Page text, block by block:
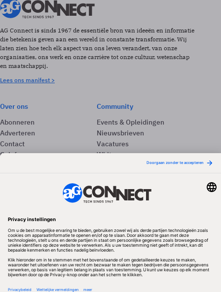
AG Connect is sinds 1967 de essentiële bron van ideeën en informatie
die betekenis geven aan een wereld in constante transformatie. Wij
laten zien hoe tech elk aspect van ons leven verandert, van onze
organisaties, ons werk en onze carrière tot onze cultuur, wetenschap
en maatschappij.
Lees ons manifest >
Over ons
Abonneren
Adverteren
Contact
Colofon
Community
Events & Opleidingen
Nieuwsbrieven
Vacatures
Whitepapers
Redactionele partner
Algemene Voorwaarden & Copyrights